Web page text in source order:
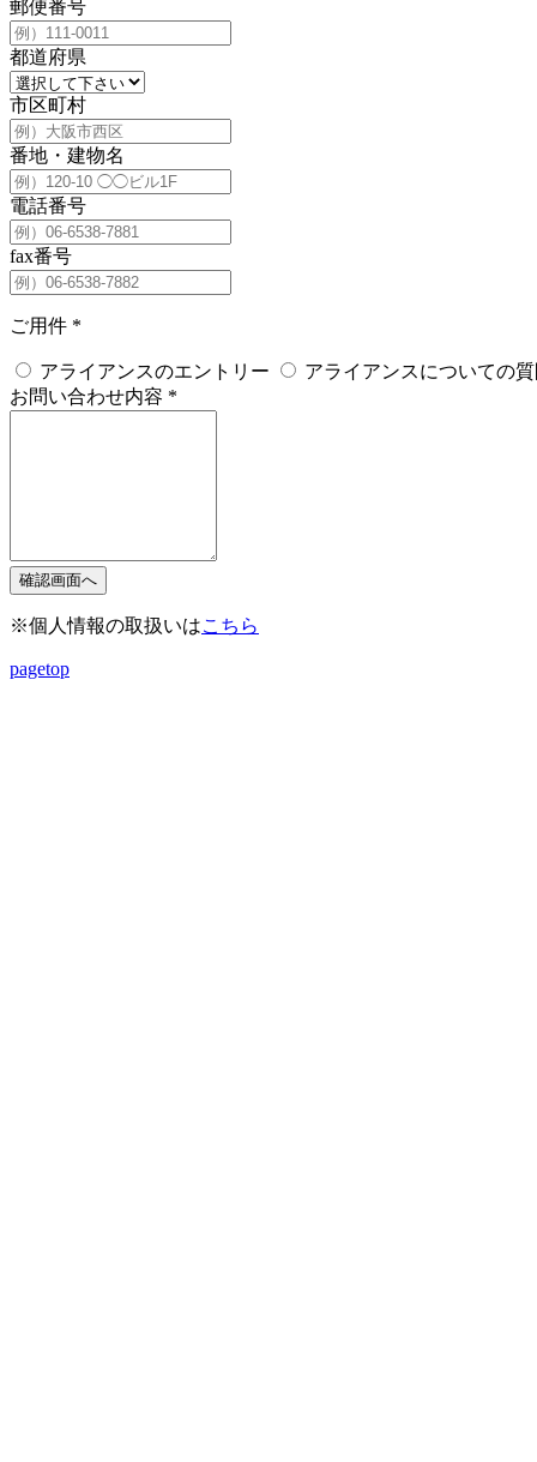
郵便番号
都道府県
市区町村
番地・建物名
電話番号
fax番号
ご用件 *
アライアンスのエントリー
アライアンスについての
お問い合わせ内容 *
※個人情報の取扱いはこちら
pagetop